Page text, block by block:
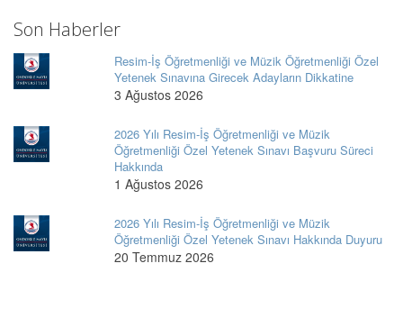
Son Haberler
Resim-İş Öğretmenliği ve Müzik Öğretmenliği Özel
Yetenek Sınavına Girecek Adayların Dikkatine
3 Ağustos 2026
2026 Yılı Resim-İş Öğretmenliği ve Müzik
Öğretmenliği Özel Yetenek Sınavı Başvuru Süreci
Hakkında
1 Ağustos 2026
2026 Yılı Resim-İş Öğretmenliği ve Müzik
Öğretmenliği Özel Yetenek Sınavı Hakkında Duyuru
20 Temmuz 2026